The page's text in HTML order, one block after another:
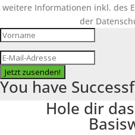
weitere Informationen inkl. des
der
Jetzt zusenden!
You have
Hole dir